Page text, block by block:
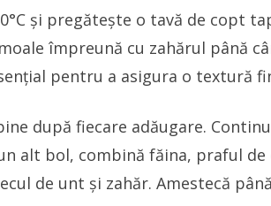
și pregătește o tavă de copt
împreună cu zahărul până
pentru a asigura o textură
după fiecare adăugare.
alt bol, combină făina, praful de
de unt și zahăr. Amestecă